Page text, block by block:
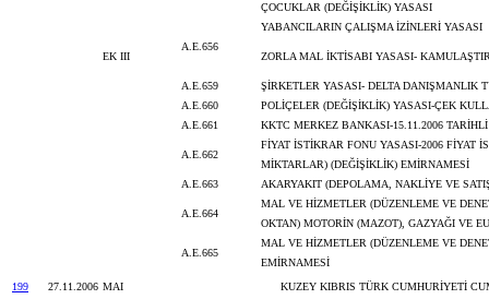
ÇOCUKLAR (DEĞİŞİKLİK) YASASI
YABANCILARIN ÇALIŞMA İZİNLERİ YASASI
EK III
A.E.656
ZORLA MAL İKTİSABI YASASI-
A.E.659
ŞİRKETLER YASASI- DELTA DANIŞMANLIK
A.E.660
POLİÇELER (DEĞİŞİKLİK) YASASI-ÇEK
A.E.661
KKTC MERKEZ BANKASI-15.11.2006
A.E.662
FİYAT İSTİKRAR FONU YASASI-2006 FİYAT
MİKTARLAR) (DEĞİŞİKLİK) EMİRNAMESİ
A.E.663
AKARYAKIT (DEPOLAMA, NAKLİYE VE
A.E.664
MAL VE HİZMETLER (DÜZENLEME VE
OKTAN) MOTORİN (MAZOT), GAZYAĞI VE
A.E.665
MAL VE HİZMETLER (DÜZENLEME VE
EMİRNAMESİ
199
27.11.2006 MAI
KUZEY KIBRIS TÜRK CUMHURİYETİ